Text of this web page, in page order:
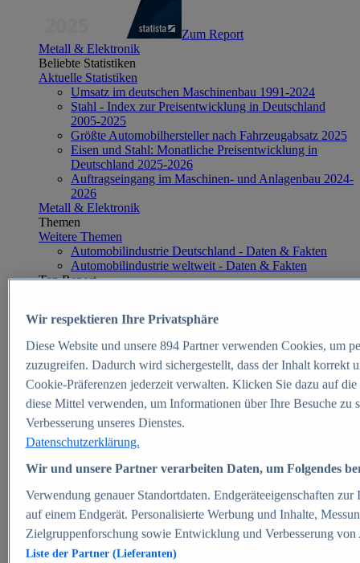
Zum Report
Metall & Elektronik
Beliebte Statistiken
Aktuelle Statistiken
Umsatz im deutschen Maschinenbau 1991-2024
Stahl - Index zur Preisentwicklung in Deutschland
2005-2025
Größte Automobilhersteller nach Fahrzeugabsatz 2025
Eisen und Stahl: Monatliche Preisentwicklung in
Deutschland 2025-2026
Auftragseingang im Maschinen- und Anlagenbau 2024-
2026
Metall & Elektronik
Themen
Weitere Themen
Automobilindustrie Deutschland - Daten & Fakten
Automobilindustrie weltweit - Daten & Fakten
Top Report
Zum Report
E-commerce
Beliebte Statistiken
Aktuelle Statistiken
E-Commerce - Entwicklung des Umsatzes in
Deutschland 1999-2025
Umsatz von Amazon in Deutschland und weltweit
2010-2025
B2C-E-Commerce: Top-50 Online Shops in
Deutschland 2024
Marktanteile von Online-Zahlungsverfahren in
Deutschland 2024
Umsatzstarke Warengruppen im Online-Handel in
Deutschland 2023-2025
Wir respektieren Ihre Privatsphäre
Diese Website und unsere 894Partner verwenden Cookies, um
zuzugreifen. Dadurch wird sichergestellt, dass der Inhalt korrekt
Cookie-Präferenzen jederzeit verwalten. Klicken Sie dazu auf
diese Mittel verwenden, um Informationen über Ihre Besuche
Verbesserung unseres Dienstes.
Datenschutzerklärung.
Wir und unsere Partner verarbeiten Daten, um Folgendes
Verwendung genauer Standortdaten. Endgeräteeigenschaften
auf einem Endgerät. Personalisierte Werbung und Inhalte,
Zielgruppenforschung sowie Entwicklung und Verbesserung von
Liste der Partner (Lieferanten)